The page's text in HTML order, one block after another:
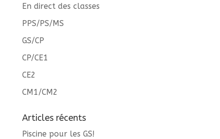
En direct des classes
PPS/PS/MS
GS/CP
CP/CE1
CE2
CM1/CM2
Articles récents
Piscine pour les GS!